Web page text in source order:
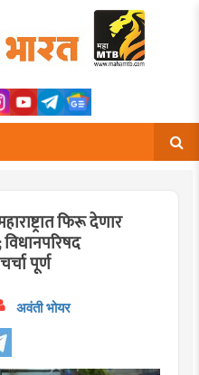
फिरू देणार
पूर्ण
अवंती भोयर